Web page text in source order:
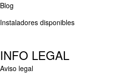
Blog
Instaladores disponibles
INFO LEGAL
Aviso legal